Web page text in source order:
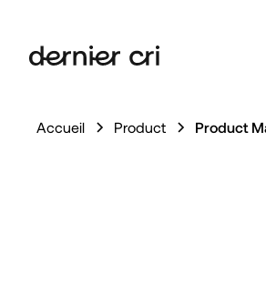
Accueil Product Product